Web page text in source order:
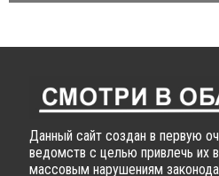
Данный сайт создан в первую
ведомств с целью привлечь их
массовым нарушениям